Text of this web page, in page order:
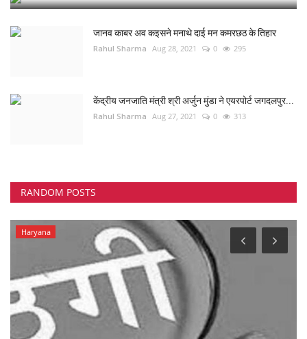
जानव काबर अव कइसने मनाथे दाई मन कमरछठ के तिहार
Rahul Sharma Aug 28, 2021 0 295
केंद्रीय जनजाति मंत्री श्री अर्जुन मुंडा ने एयरपोर्ट जगदलपुर...
Rahul Sharma Aug 27, 2021 0 313
RANDOM POSTS
Haryana